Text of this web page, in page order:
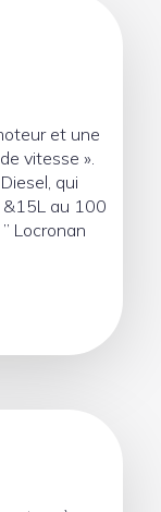
et une
vitesse ».
qui
au 100
Locronan